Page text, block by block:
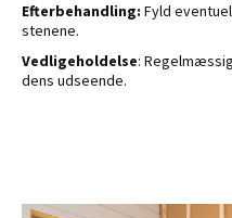
Efterbehandling: Fyld
stenene.
Vedligeholdelse:
dens udseende.